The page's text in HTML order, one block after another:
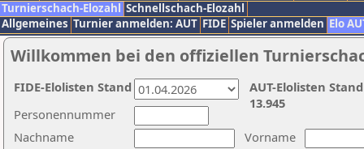
Turnierschach-Elozahl Schnellschach-Elozahl
Allgemeines Turnier anmelden: AUT FIDE Spieler anmelden Elo
Willkommen bei den offiziellen
Nachname
Vorname
Personennummer
AUT-Elolisten
13.945
FIDE-Elolisten Stand